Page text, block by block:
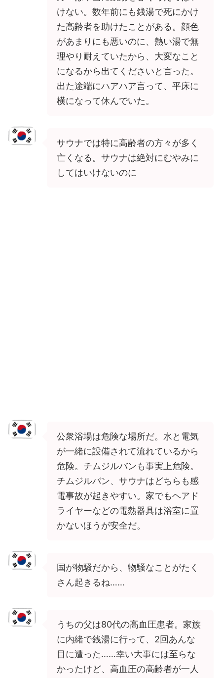
けない。数年前にも銭湯で死にかけ
た高齢者を助けたことがある。顔色
があまりにも悪いのに、熱い湯で無
理やり耐えていたから、大変なこと
になるから出てくださいと言った。
出た途端にハアハア言って、平床に
横になって休んでいた。
サウナでは特に高齢者の方々が多く
亡くなる。サウナは絶対にむやみに
してはいけないのに
公衆浴場は危険な場所だ。水と電気
が一緒に設備されて流れているから
危険。チムジルバンも事実上危険。
チムジルバン、サウナはどちらも感
電事故が起きやすい。家でもヘアド
ライヤーなどの電熱器具は浴室に置
かないほうが安全だ。
国が物騒だから、物騒なことがたく
さん起きるね……
うちの父は80代の高血圧患者。家族
に内緒で銭湯に行って、2回あんな
目に遭った……幸い大事には至らな
かったけど、高血圧の高齢者が一人